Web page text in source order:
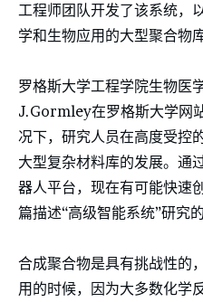
工程师团队开发了该系统，
学和生物应用的大型聚合物
罗格斯大学工程学院生物医
J.Gormley在罗格斯大学网
况下，研究人员在高度受控
大型复杂材料库的发展。通
器人平台，现在有可能快速
篇描述“高级智能系统”研究
合成聚合物是具有挑战性的
用的时候，因为大多数化学